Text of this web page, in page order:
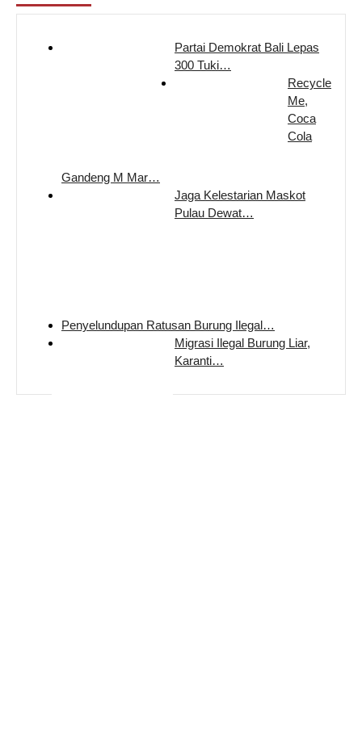
Partai Demokrat Bali Lepas
300 Tuki…
Recycle
Me,
Coca
Cola
Gandeng M Mar…
Jaga Kelestarian Maskot
Pulau Dewat…
Penyelundupan Ratusan Burung Ilegal…
Migrasi Ilegal Burung Liar,
Karanti…